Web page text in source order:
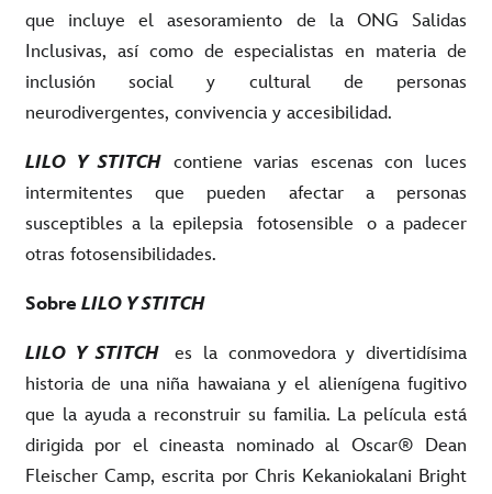
que incluye el asesoramiento de la ONG Salidas
Inclusivas, así como de especialistas en materia de
inclusión social y cultural de personas
neurodivergentes, convivencia y accesibilidad.
LILO Y STITCH contiene varias escenas con luces
intermitentes que pueden afectar a personas
susceptibles a la epilepsia fotosensible o a padecer
otras fotosensibilidades.
Sobre LILO Y STITCH
LILO Y STITCH es la conmovedora y divertidísima
historia de una niña hawaiana y el alienígena fugitivo
que la ayuda a reconstruir su familia. La película está
dirigida por el cineasta nominado al Oscar® Dean
Fleischer Camp, escrita por Chris Kekaniokalani Bright